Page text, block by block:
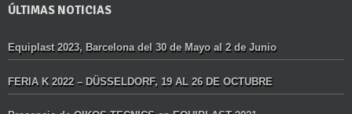
ÚLTIMAS NOTICIAS
Equiplast 2023, Barcelona del 30 de Mayo al 2 de Junio
FERIA K 2022 – DÜSSELDORF, 19 AL 26 DE OCTUBRE